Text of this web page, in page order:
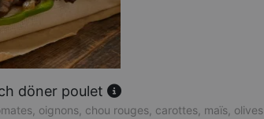
döner poulet
oignons, chou rouges, carottes, maïs, olives